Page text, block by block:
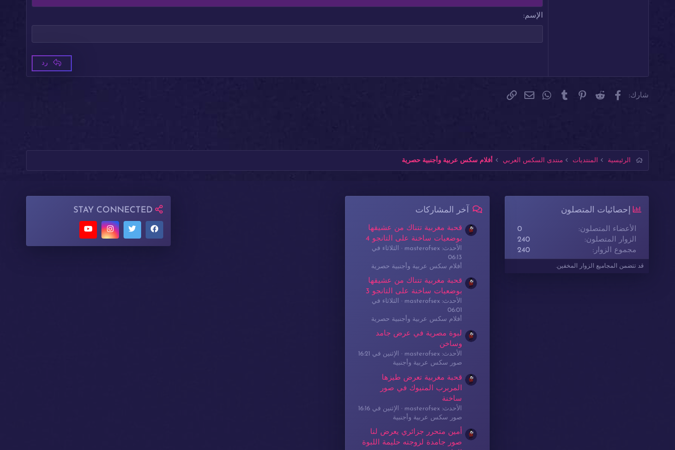
22
Times New Roman
الإسم
شارك: فيسبوكReddit
Pinterest
Tumblr
WhatsAppالبريد الإلكتروني
الرئيسية المنتديات منتدى السكس العربي أفلام سكس عربية وأجنبية حصرية
إحصائيات المتصلون
الأعضاء المتصلون
0
الزوار المتصلون
240
مجموع الزوار
240
قد تتضمن المجاميع الزوار المخفين.
آخر المشاركات
قحبة مغربية تتناك من عشيقها
بوضعيات ساخنة على التانجو 4
الأحدث: masterofsex
الثلاثاء في
06:13
أفلام سكس عربية وأجنبية حصرية
قحبة مغربية تتناك من عشيقها
بوضعيات ساخنة على التانجو 3
الأحدث: masterofsex
الثلاثاء في
06:01
أفلام سكس عربية وأجنبية حصرية
لبوة مصرية في عرض جامد
وساخن
الأحدث: masterofsex
الإثنين في 16:21
صور سكس عربية وأجنبية
قحبة مغربية تعرض طيزها
المربرب المنيوك في صور
ساخنة
الأحدث: masterofsex
الإثنين في 16:16
صور سكس عربية وأجنبية
أمين متحرر جزائري يعرض لنا
صور جامدة لزوجته حليمة اللبوة
STAY CONNECTED